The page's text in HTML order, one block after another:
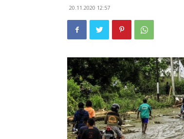
20.11.2020 12:57